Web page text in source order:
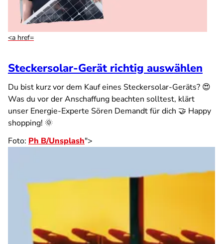
<a href=
Steckersolar-Gerät richtig auswählen
Du bist kurz vor dem Kauf eines Steckersolar-Geräts? 😍
Was du vor der Anschaffung beachten solltest, klärt
unser Energie-Experte Sören Demandt für dich 🤝 Happy
shopping! 🌞
Foto: Ph B/Unsplash">